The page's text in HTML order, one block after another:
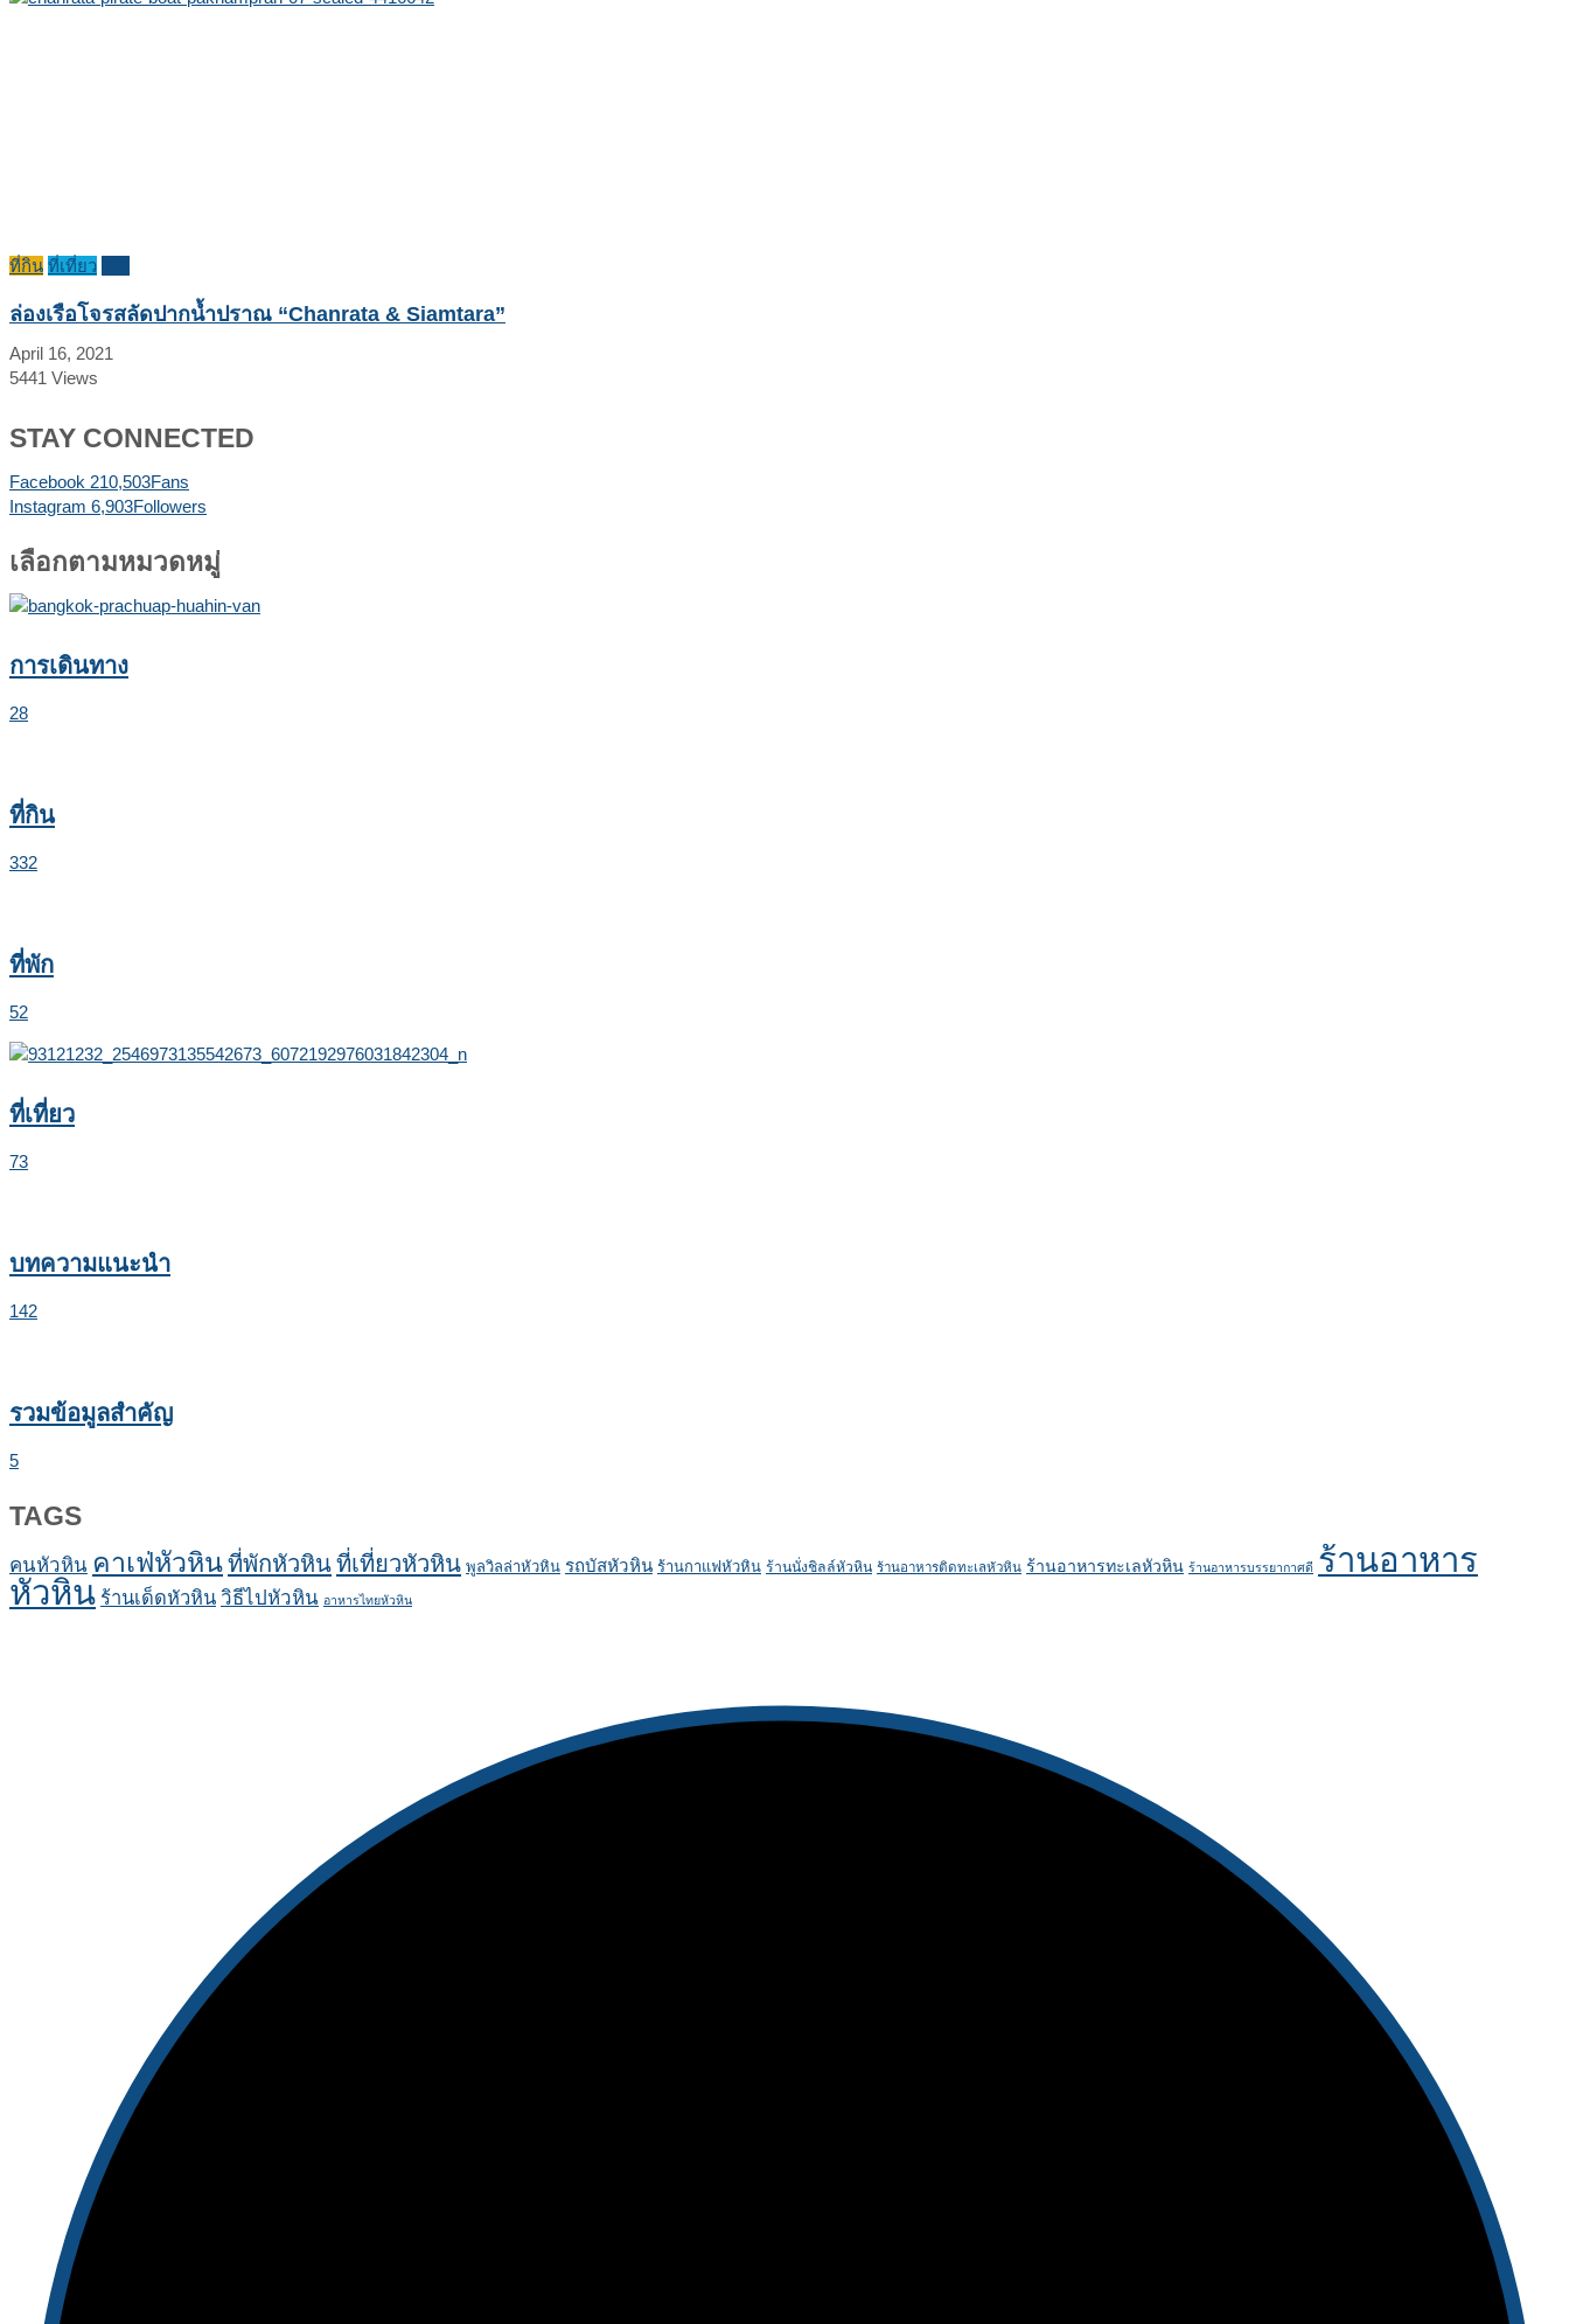
ที่กิน ที่เที่ยว
ล่องเรือโจรสลัดปากน้ำปราณ “Chanrata & Siamtara”
April 16, 2021
5441 Views
STAY CONNECTED
Facebook 210,503Fans
Instagram 6,903Followers
เลือกตามหมวดหมู่
การเดินทาง
28
ที่กิน
332
ที่พัก
52
ที่เที่ยว
73
บทความแนะนำ
142
รวมข้อมูลสำคัญ
5
TAGS
คนหัวหิน คาเฟ่หัวหินที่พักหัวหินที่เที่ยวหัวหิน พูลวิลล่าหัวหิน รถบัสหัวหิน ร้านกาแฟหัวหิน ร้านนั่งชิลล์หัวหิน ร้านอาหารติดทะเลหัวหิน ร้านอาหารทะเลหัวหิน ร้านอาหารบรรยากาศดี ร้านอาหาร
หัวหิน ร้านเด็ดหัวหิน วิธีไปหัวหิน อาหารไทยหัวหิน